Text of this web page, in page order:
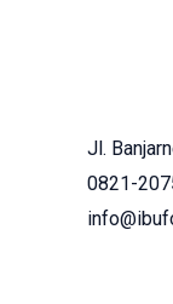
Jl.
0821-